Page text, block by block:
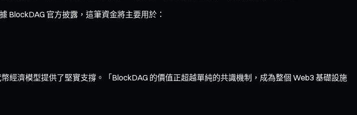
BlockDAG 官方披露，這筆資金將主要用於：
經濟模型提供了堅實支撐。「BlockDAG 的價值正超越單純的共識機制，成為整個 Web3 基礎設施